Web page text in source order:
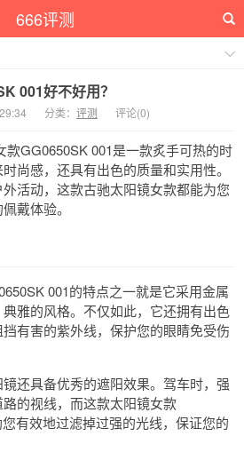
666评测
001好不好用？
分类： 评测 评论(0)
GG0650SK 001是一款炙手可热的时
尚感，还具有出色的质量和实用性。
活动，这款古驰太阳镜女款都能为您
戴体验。
001的特点之一就是它采用金属
雅的风格。不仅如此，它还拥有出色
有害的紫外线，保护您的眼睛免受伤
还具备优秀的遮阳效果。驾车时，强
的视线，而这款太阳镜女款
有效地过滤掉过强的光线，保证您的